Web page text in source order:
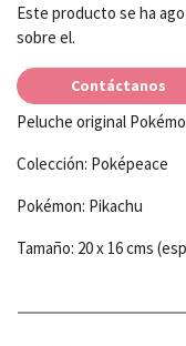
Este producto se ha
sobre el.
Contáctanos
Peluche original
Colección: Poképeace
Pokémon: Pikachu
Tamaño: 20 x 16 cms